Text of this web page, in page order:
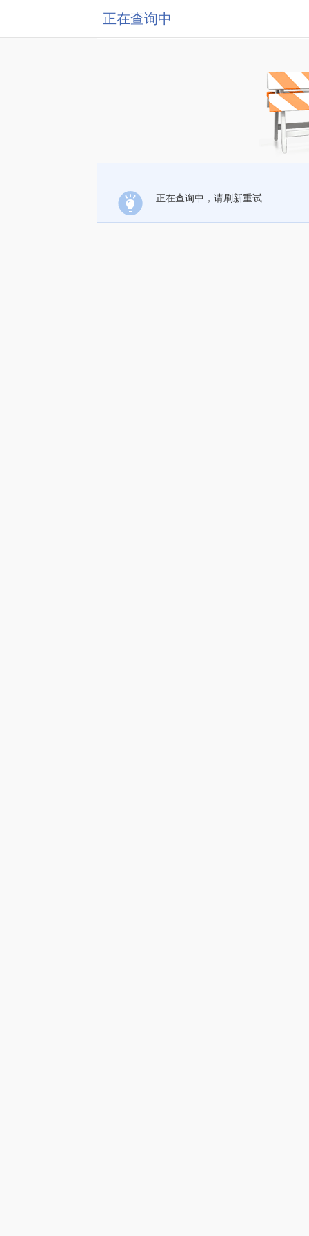
正在查询中
正在查询中，请刷新重试